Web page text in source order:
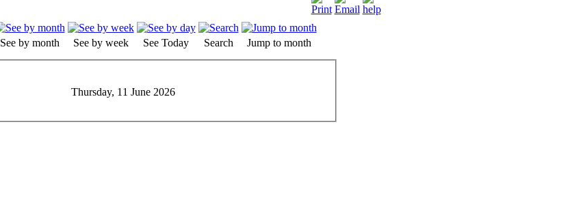
See by month See by week See Today Search
Jump to month
Thursday, 11 June 2026